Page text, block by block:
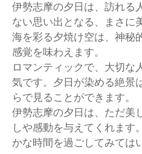
伊勢志摩の夕日は、訪れる
ない思い出となる、まさに
海を彩る夕焼け空は、神秘
感覚を味わえます。
ロマンティックで、大切な
気です。夕日が染める絶景
らで見ることができます。
伊勢志摩の夕日は、ただ美
しや感動を与えてくれます
かな時間を過ごしてみては